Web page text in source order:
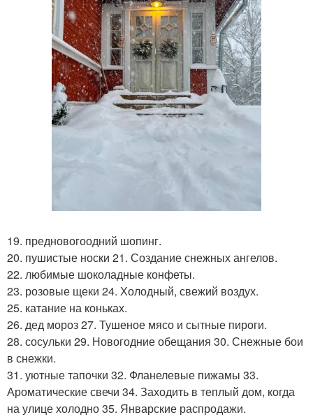
19. предновогоодний шопинг.
20. пушистые носки 21. Создание снежных ангелов.
22. любимые шоколадные конфеты.
23. розовые щеки 24. Холодный, свежий воздух.
25. катание на коньках.
26. дед мороз 27. Тушеное мясо и сытные пироги.
28. сосульки 29. Новогодние обещания 30. Снежные бои
в снежки.
31. уютные тапочки 32. Фланелевые пижамы 33.
Ароматические свечи 34. Заходить в теплый дом, когда
на улице холодно 35. Январские распродажи.